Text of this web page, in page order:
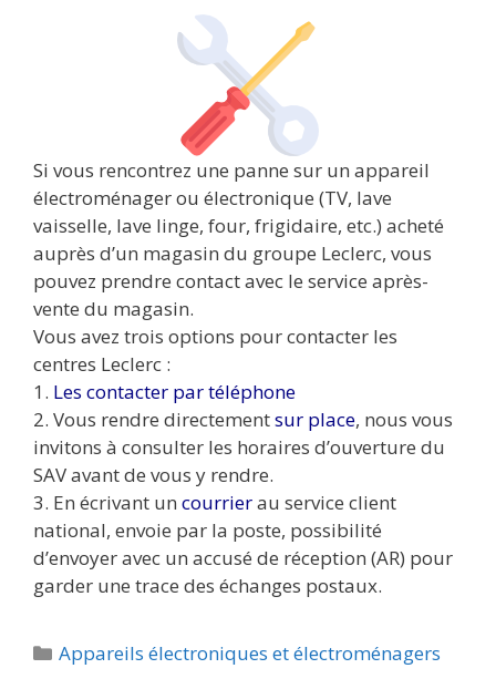
Si vous rencontrez une panne sur un appareil
électroménager ou électronique (TV, lave
vaisselle, lave linge, four, frigidaire, etc.) acheté
auprès d’un magasin du groupe Leclerc, vous
pouvez prendre contact avec le service après-
vente du magasin.
Vous avez trois options pour contacter les
centres Leclerc :
1. Les contacter par téléphone
2. Vous rendre directementsur place, nous vous
invitons à consulter les horaires d’ouverture du
SAV avant de vous y rendre.
3. En écrivant un courrierau service client
national, envoie par la poste, possibilité
d’envoyer avec un accusé de réception (AR) pour
garder une trace des échanges postaux.
Catégories
Appareils électroniques et électroménagers